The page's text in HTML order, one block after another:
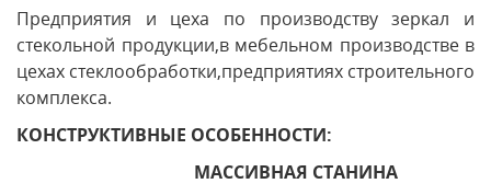
Предприятия и цеха по производству зеркал и
стекольной продукции,в мебельном производстве в
цехах стеклообработки,предприятиях строительного
комплекса.
КОНСТРУКТИВНЫЕ ОСОБЕННОСТИ:
МАССИВНАЯ СТАНИНА